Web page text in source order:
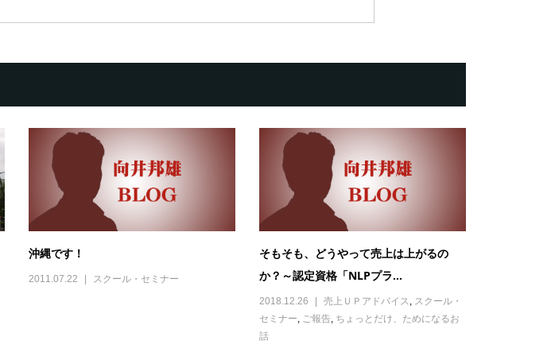
沖縄です！
2011.07.22 スクール・セミナー
そもそも、どうやって売上は上がるの
か？～認定資格「NLPプラ...
2018.12.26 売上ＵＰアドバイス, スクール・
セミナー, ご報告, ちょっとだけ、ためになるお
話